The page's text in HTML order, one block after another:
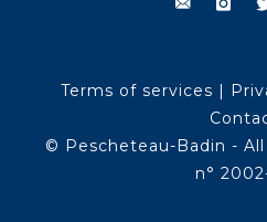
Terms of services |
© Pescheteau-Badin -
n°